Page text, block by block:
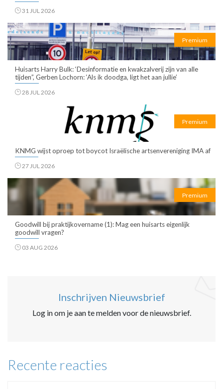
31 JUL 2026
Premium
Huisarts Harry Bulk: ‘Desinformatie en kwakzalverij zijn van alle
tijden”, Gerben Lochorn: ‘Als ik doodga, ligt het aan jullie’
28 JUL 2026
Premium
KNMG wijst oproep tot boycot Israëlische artsenvereniging IMA af
27 JUL 2026
Premium
Goodwill bij praktijkovername (1): Mag een huisarts eigenlijk
goodwill vragen?
03 AUG 2026
Inschrijven Nieuwsbrief
Log in om je aan te melden voor de nieuwsbrief.
Recente reacties